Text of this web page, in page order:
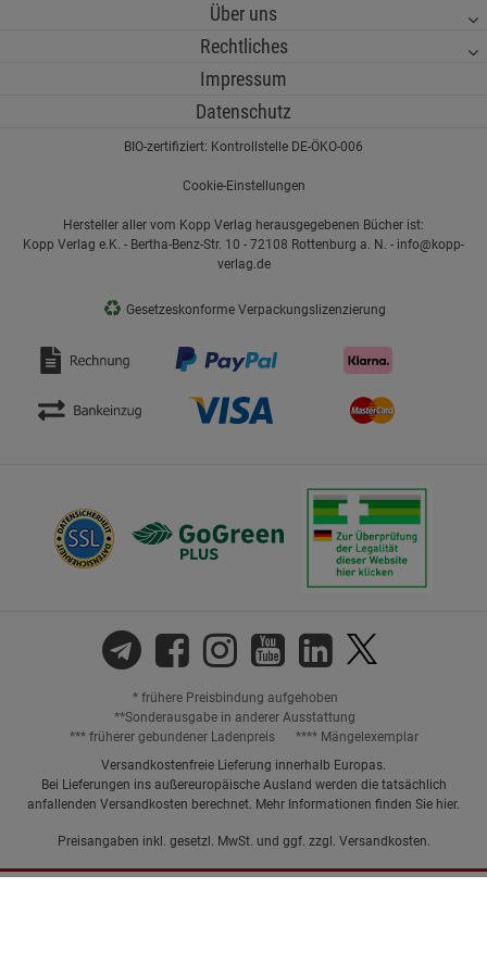
Über uns
Rechtliches
Impressum
Datenschutz
BIO-zertifiziert: Kontrollstelle DE-ÖKO-006
Cookie-Einstellungen
Hersteller aller vom Kopp Verlag herausgegebenen Bücher ist:
Kopp Verlag e.K. - Bertha-Benz-Str. 10 - 72108 Rottenburg a. N. - info@kopp-
verlag.de
♻ Gesetzeskonforme Verpackungslizenzierung
* frühere Preisbindung aufgehoben
**Sonderausgabe in anderer Ausstattung
*** früherer gebundener Ladenpreis
**** Mängelexemplar
Versandkostenfreie Lieferung innerhalb Europas.
Bei Lieferungen ins außereuropäische Ausland werden die tatsächlich
anfallenden Versandkosten berechnet. Mehr Informationen finden Sie hier.
Preisangaben inkl. gesetzl. MwSt. und ggf. zzgl. Versandkosten.